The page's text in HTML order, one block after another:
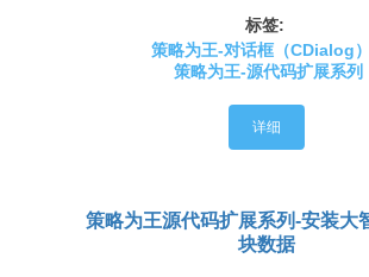
标签:
策略为王-对话框（CDialog）
策略为王-源代码扩展系列
详细
策略为王源代码扩展系列-安装大
块数据